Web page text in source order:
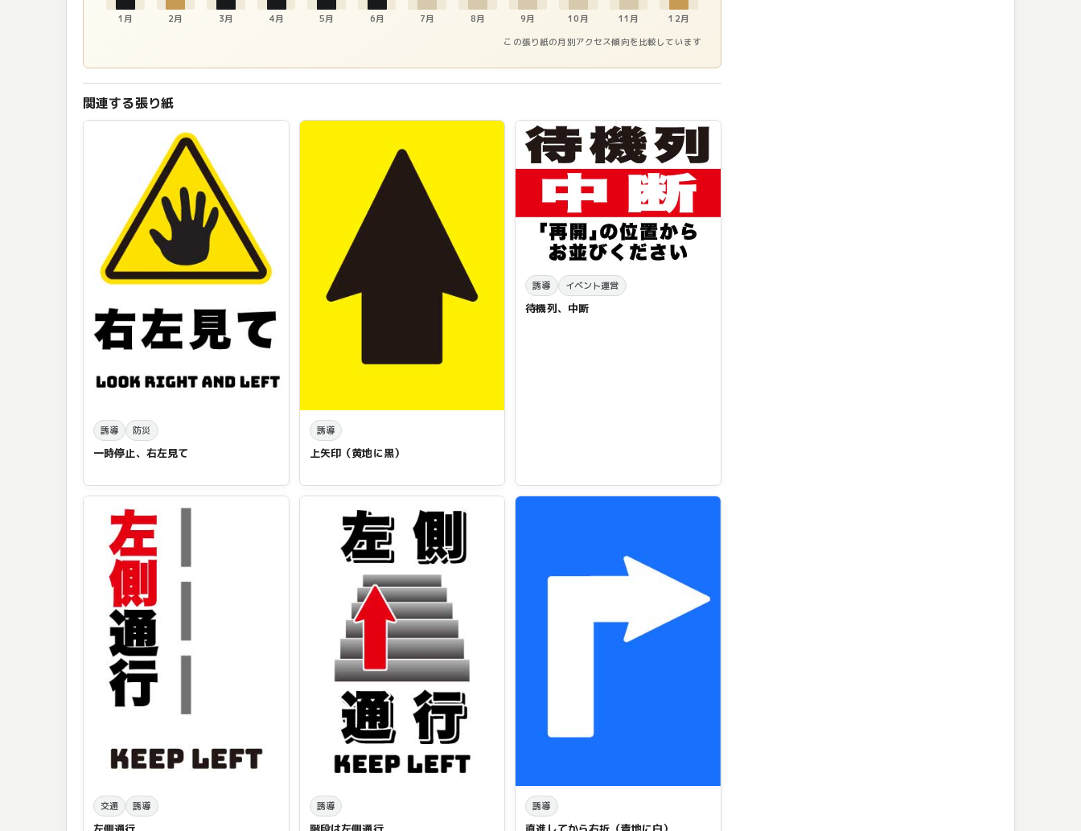
1月 2月 3月 4月 5月 6月 7月 8月 9月 10月 11月 12月
この張り紙の月別アクセス傾向を比較しています
関連する張り紙
誘導 防災
一時停止、右左見て
誘導
上矢印（黄地に黒）
誘導 イベント運営
待機列、中断
交通 誘導 誘導 誘導